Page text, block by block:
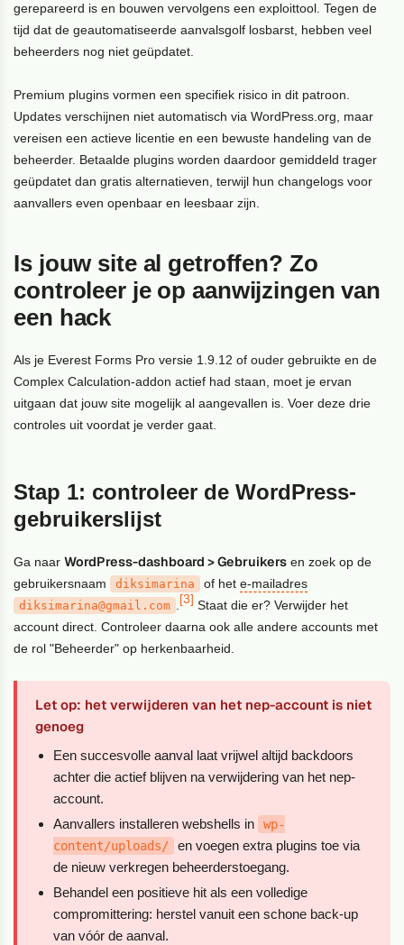
gerepareerd is en bouwen vervolgens een exploittool. Tegen de
tijd dat de geautomatiseerde aanvalsgolf losbarst, hebben veel
beheerders nog niet geüpdatet.
Premium plugins vormen een specifiek risico in dit patroon.
Updates verschijnen niet automatisch via WordPress.org, maar
vereisen een actieve licentie en een bewuste handeling van de
beheerder. Betaalde plugins worden daardoor gemiddeld trager
geüpdatet dan gratis alternatieven, terwijl hun changelogs voor
aanvallers even openbaar en leesbaar zijn.
Is jouw site al getroffen? Zo
controleer je op aanwijzingen van
een hack
Als je Everest Forms Pro versie 1.9.12 of ouder gebruikte en de
Complex Calculation-addon actief had staan, moet je ervan
uitgaan dat jouw site mogelijk al aangevallen is. Voer deze drie
controles uit voordat je verder gaat.
Stap 1: controleer de WordPress-
gebruikerslijst
Ga naarWordPress-dashboard > Gebruikers en zoek op de
gebruikersnaam
diksimarina of hete-mailadres
diksimarina@gmail.com .[3] Staat die er? Verwijder het
account direct. Controleer daarna ook alle andere accounts met
de rol "Beheerder" op herkenbaarheid.
Let op: het verwijderen van het nep-account is niet
genoeg
Een succesvolle aanval laat vrijwel altijd backdoors
achter die actief blijven na verwijdering van het nep-
account.
Aanvallers installeren webshells in
wp-
content/uploads/
en voegen extra plugins toe via
de nieuw verkregen beheerderstoegang.
Behandel een positieve hit als een volledige
compromittering: herstel vanuit een schone back-up
van vóór de aanval.